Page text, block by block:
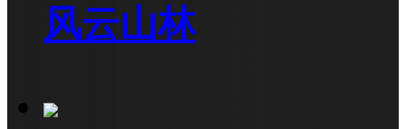
风云山林